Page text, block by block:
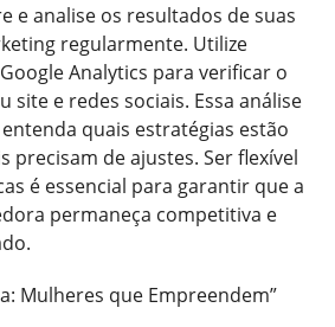
e analise os resultados de suas
regularmente. Utilize
Analytics para verificar o
site e redes sociais. Essa análise
quais estratégias estão
precisam de ajustes. Ser flexível
é essencial para garantir que a
permaneça competitiva e
Mulheres que Empreendem”